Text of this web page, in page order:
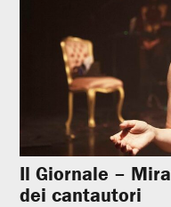
Il Giornale –
dei cantautori